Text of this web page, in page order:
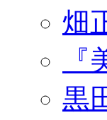
畑
黒